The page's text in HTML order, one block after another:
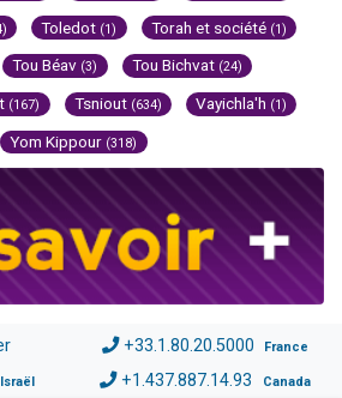
Toledot (1) Torah et société (1)
Tou Béav (3) Tou Bichvat (24)
(167) Tsniout (634) Vayichla'h (1)
Yom Kippour (318)
+33.1.80.20.5000 France
Israël +1.437.887.14.93 Canada